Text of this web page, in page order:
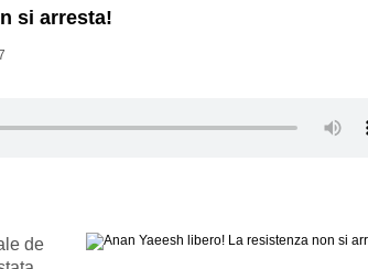
si arresta!
de